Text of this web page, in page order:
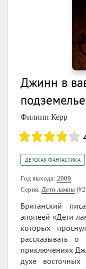
Джинн в
подземелье
Филипп Керр
ДЕТСКАЯ ФАНТАСТИКА
Год выхода: 2009
Серия: Дети лампы
Британский
эпопеей «Дети
которых
рассказывать
приключениях
духе восточных